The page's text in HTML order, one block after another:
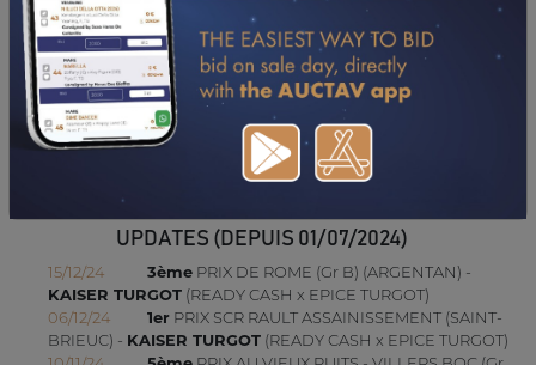
UPDATES (DEPUIS 01/07/2024)
15/12/24 3èmePRIX DE ROME (Gr B) (ARGENTAN) -
KAISER TURGOT(READY CASH x EPICE TURGOT)
06/12/24
1erPRIX SCR RAULT ASSAINISSEMENT (SAINT-
BRIEUC) - KAISER TURGOT(READY CASH x EPICE TURGOT)